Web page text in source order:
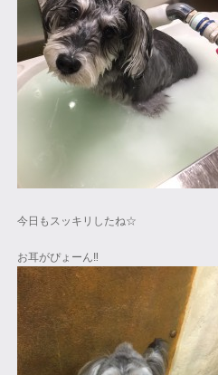
今日もスッキリしたね☆
お耳がぴょーん‼